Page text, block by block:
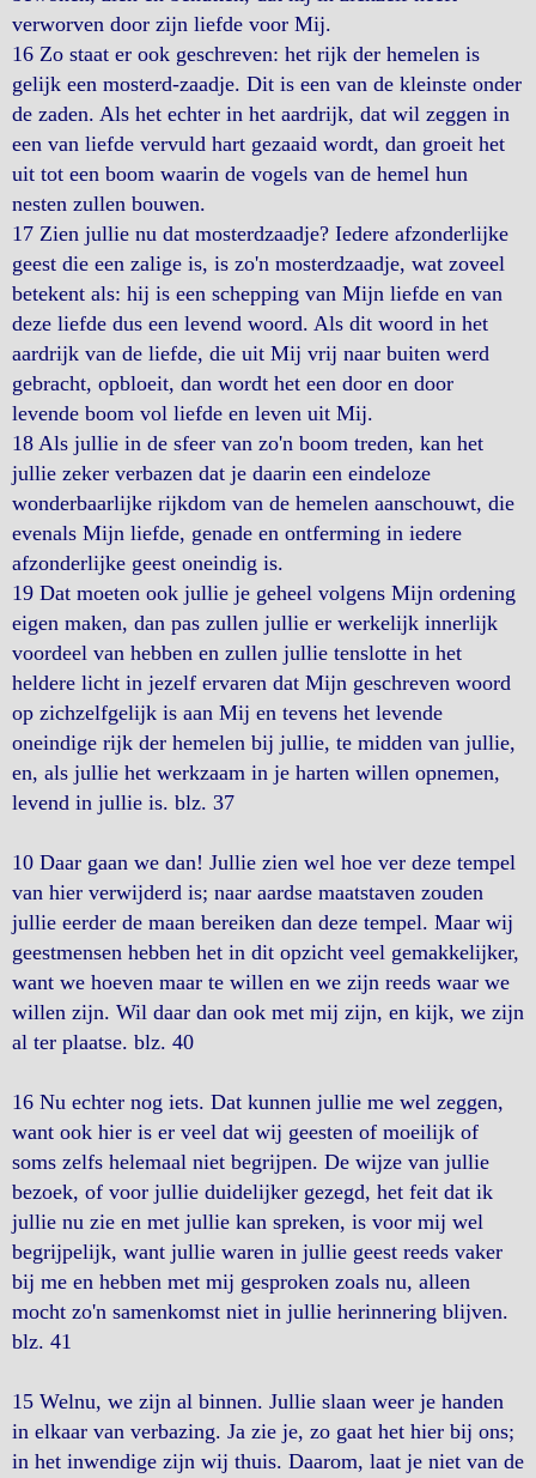
verworven door zijn liefde voor Mij.
16 Zo staat er ook geschreven: het rijk der hemelen is
gelijk een mosterd-zaadje. Dit is een van de kleinste onder
de zaden. Als het echter in het aardrijk, dat wil zeggen in
een van liefde vervuld hart gezaaid wordt, dan groeit het
uit tot een boom waarin de vogels van de hemel hun
nesten zullen bouwen.
17 Zien jullie nu dat mosterdzaadje? Iedere afzonderlijke
geest die een zalige is, is zo'n mosterdzaadje, wat zoveel
betekent als: hij is een schepping van Mijn liefde en van
deze liefde dus een levend woord. Als dit woord in het
aardrijk van de liefde, die uit Mij vrij naar buiten werd
gebracht, opbloeit, dan wordt het een door en door
levende boom vol liefde en leven uit Mij.
18 Als jullie in de sfeer van zo'n boom treden, kan het
jullie zeker verbazen dat je daarin een eindeloze
wonderbaarlijke rijkdom van de hemelen aanschouwt, die
evenals Mijn liefde, genade en ontferming in iedere
afzonderlijke geest oneindig is.
19 Dat moeten ook jullie je geheel volgens Mijn ordening
eigen maken, dan pas zullen jullie er werkelijk innerlijk
voordeel van hebben en zullen jullie tenslotte in het
heldere licht in jezelf ervaren dat Mijn geschreven woord
op zichzelfgelijk is aan Mij en tevens het levende
oneindige rijk der hemelen bij jullie, te midden van jullie,
en, als jullie het werkzaam in je harten willen opnemen,
levend in jullie is. blz. 37
10 Daar gaan we dan! Jullie zien wel hoe ver deze tempel
van hier verwijderd is; naar aardse maatstaven zouden
jullie eerder de maan bereiken dan deze tempel. Maar wij
geestmensen hebben het in dit opzicht veel gemakkelijker,
want we hoeven maar te willen en we zijn reeds waar we
willen zijn. Wil daar dan ook met mij zijn, en kijk, we zijn
al ter plaatse. blz. 40
16 Nu echter nog iets. Dat kunnen jullie me wel zeggen,
want ook hier is er veel dat wij geesten of moeilijk of
soms zelfs helemaal niet begrijpen. De wijze van jullie
bezoek, of voor jullie duidelijker gezegd, het feit dat ik
jullie nu zie en met jullie kan spreken, is voor mij wel
begrijpelijk, want jullie waren in jullie geest reeds vaker
bij me en hebben met mij gesproken zoals nu, alleen
mocht zo'n samenkomst niet in jullie herinnering blijven.
blz. 41
15 Welnu, we zijn al binnen. Jullie slaan weer je handen
in elkaar van verbazing. Ja zie je, zo gaat het hier bij ons;
in het inwendige zijn wij thuis. Daarom, laat je niet van de